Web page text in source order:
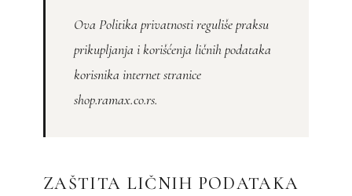
Ova Politika privatnosti reguliše praksu
prikupljanja i korišćenja ličnih podataka
korisnika internet stranice
shop.ramax.co.rs.
ZAŠTITA LIČNIH PODATAKA